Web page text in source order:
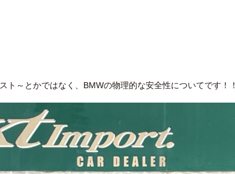
ト～とかではなく、BMWの物理的な安全性についてです！！